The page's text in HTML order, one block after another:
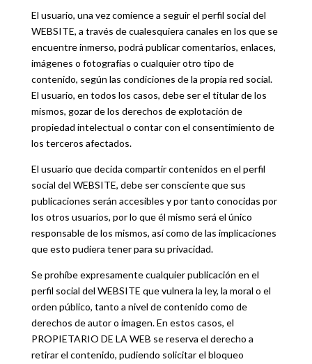
El usuario, una vez comience a seguir el perfil social del
WEBSITE, a través de cualesquiera canales en los que se
encuentre inmerso, podrá publicar comentarios, enlaces,
imágenes o fotografías o cualquier otro tipo de
contenido, según las condiciones de la propia red social.
El usuario, en todos los casos, debe ser el titular de los
mismos, gozar de los derechos de explotación de
propiedad intelectual o contar con el consentimiento de
los terceros afectados.
El usuario que decida compartir contenidos en el perfil
social del WEBSITE, debe ser consciente que sus
publicaciones serán accesibles y por tanto conocidas por
los otros usuarios, por lo que él mismo será el único
responsable de los mismos, así como de las implicaciones
que esto pudiera tener para su privacidad.
Se prohíbe expresamente cualquier publicación en el
perfil social del WEBSITE que vulnera la ley, la moral o el
orden público, tanto a nivel de contenido como de
derechos de autor o imagen. En estos casos, el
PROPIETARIO DE LA WEB se reserva el derecho a
retirar el contenido, pudiendo solicitar el bloqueo